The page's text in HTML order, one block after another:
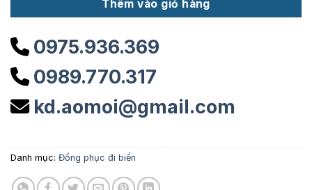
Thêm vào giỏ hàng
0975.936.369
0989.770.317
kd.aomoi@gmail.com
Danh mục: Đồng phục đi biển